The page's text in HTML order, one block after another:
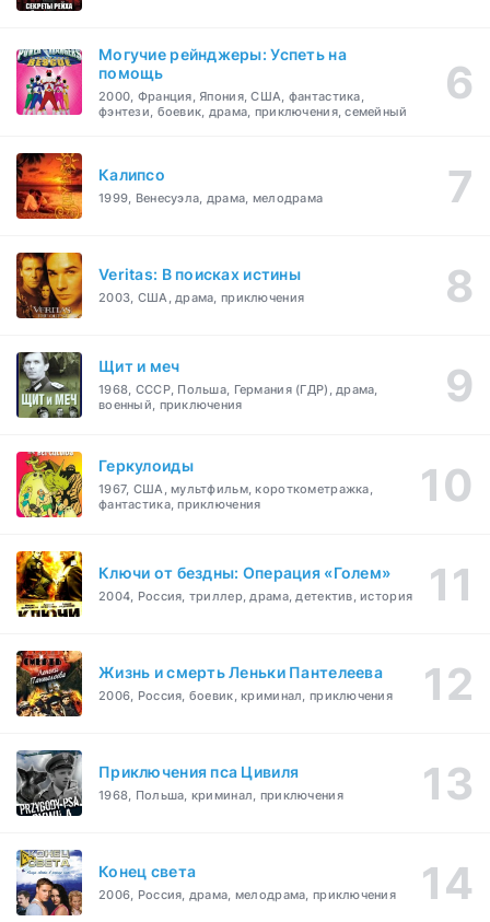
Могучие рейнджеры: Успеть на
помощь
2000, Франция, Япония, США, фантастика,
фэнтези, боевик, драма, приключения, семейный
Калипсо
1999, Венесуэла, драма, мелодрама
Veritas: В поисках истины
2003, США, драма, приключения
Щит и меч
1968, СССР, Польша, Германия (ГДР), драма,
военный, приключения
Геркулоиды
1967, США, мультфильм, короткометражка,
фантастика, приключения
Ключи от бездны: Операция «Голем»
2004, Россия, триллер, драма, детектив, история
Жизнь и смерть Леньки Пантелеева
2006, Россия, боевик, криминал, приключения
Приключения пса Цивиля
1968, Польша, криминал, приключения
Конец света
2006, Россия, драма, мелодрама, приключения